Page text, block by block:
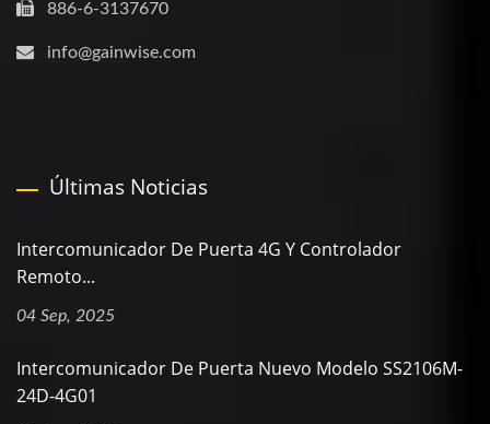
886-6-3137670
info@gainwise.com
Últimas Noticias
Intercomunicador De Puerta 4G Y Controlador
Remoto...
04 Sep, 2025
Intercomunicador De Puerta Nuevo Modelo SS2106M-
24D-4G01